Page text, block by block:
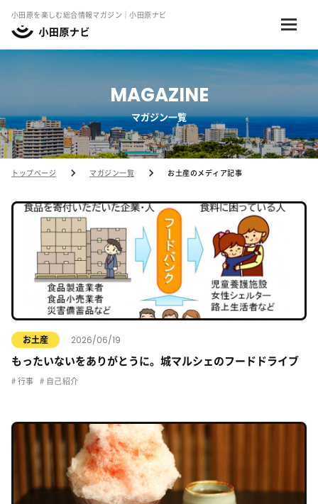
小田原を楽しむ総合情報マガジン｜小田原ナビ
MAGAZINE
マガジン一覧
トップページ マガジン一覧 お土産のメディア記事
お土産 2026/06/19
もったいないをありがとうに。城マルシェのフードドライブ
行事 自己紹介